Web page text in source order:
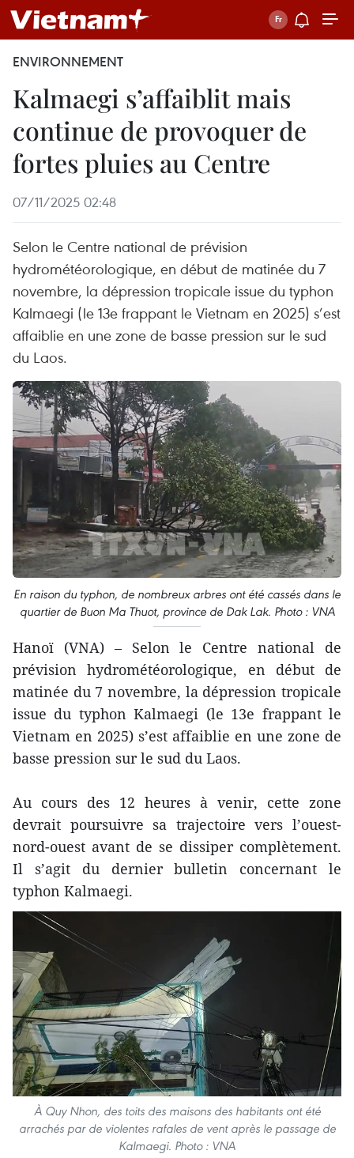
ENVIRONNEMENT
Kalmaegi s’affaiblit mais
continue de provoquer de
fortes pluies au Centre
07/11/2025 02:48
Selon le Centre national de prévision
hydrométéorologique, en début de matinée du 7
novembre, la dépression tropicale issue du typhon
Kalmaegi (le 13e frappant le Vietnam en 2025) s’est
affaiblie en une zone de basse pression sur le sud
du Laos.
En raison du typhon, de nombreux arbres ont été cassés dans le
quartier de Buon Ma Thuot, province de Dak Lak. Photo : VNA
Hanoï (VNA) – Selon le Centre national de
prévision hydrométéorologique, en début de
matinée du 7 novembre, la dépression tropicale
issue du typhon Kalmaegi (le 13e frappant le
Vietnam en 2025) s’est affaiblie en une zone de
basse pression sur le sud du Laos.
Au cours des 12 heures à venir, cette zone
devrait poursuivre sa trajectoire vers l’ouest-
nord-ouest avant de se dissiper complètement.
Il s’agit du dernier bulletin concernant le
typhon Kalmaegi.
À Quy Nhon, des toits des maisons des habitants ont été
arrachés par de violentes rafales de vent après le passage de
Kalmaegi. Photo : VNA